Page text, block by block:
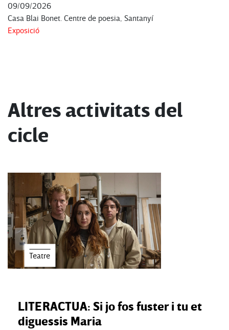
09/09/2026
Casa Blai Bonet. Centre de poesia, Santanyí
Exposició
Altres activitats del
cicle
Teatre
LITERACTUA: Si jo fos fuster i tu et
diguessis Maria